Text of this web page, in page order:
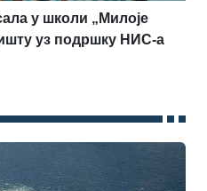
у школи „Милоје
уз подршку НИС-а